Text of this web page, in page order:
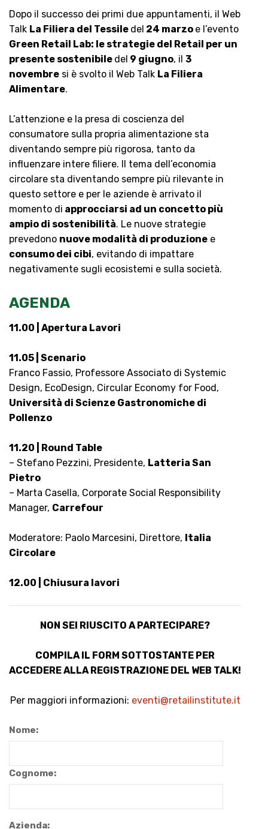
Dopo il successo dei primi due appuntamenti, il Web
Talk La Filiera del Tessile del 24 marzo e l’evento
Green Retail Lab: le strategie del Retail per un
presente sostenibile del 9 giugno, il 3
novembre si è svolto il Web Talk La Filiera
Alimentare.
L’attenzione e la presa di coscienza del
consumatore sulla propria alimentazione sta
diventando sempre più rigorosa, tanto da
influenzare intere filiere. Il tema dell’economia
circolare sta diventando sempre più rilevante in
questo settore e per le aziende è arrivato il
momento di approcciarsi ad un concetto più
ampio di sostenibilità. Le nuove strategie
prevedono nuove modalità di produzione e
consumo dei cibi, evitando di impattare
negativamente sugli ecosistemi e sulla società.
AGENDA
11.00 | Apertura Lavori
11.05 | Scenario
Franco Fassio, Professore Associato di Systemic
Design, EcoDesign, Circular Economy for Food,
Università di Scienze Gastronomiche di
Pollenzo
11.20 | Round Table
– Stefano Pezzini, Presidente, Latteria San
Pietro
– Marta Casella, Corporate Social Responsibility
Manager, Carrefour
Moderatore: Paolo Marcesini, Direttore, Italia
Circolare
12.00 | Chiusura lavori
NON SEI RIUSCITO A PARTECIPARE?
COMPILA IL FORM SOTTOSTANTE PER
ACCEDERE ALLA REGISTRAZIONE DEL WEB TALK!
Per maggiori informazioni: eventi@retailinstitute.it
Nome:
Cognome:
Azienda: